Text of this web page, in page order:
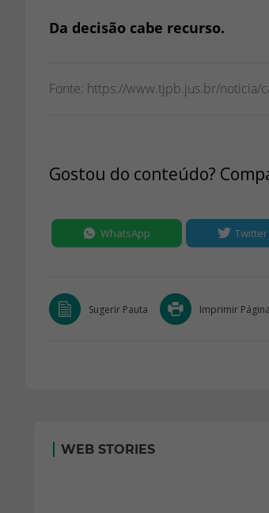
Da decisão cabe recurso.
Fonte: https://www.tjpb.jus.br/noticia/
Gostou do conteúdo?
WhatsApp Twitter
Sugerir Pauta Imprimir Página
WEB STORIES